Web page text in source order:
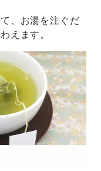
、お湯を注ぐだ
えます。